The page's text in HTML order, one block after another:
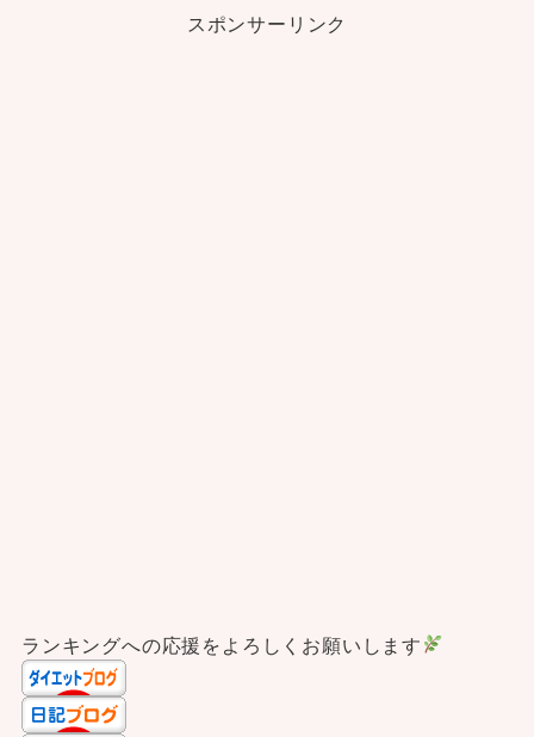
スポンサーリンク
ランキングへの応援をよろしくお願いします